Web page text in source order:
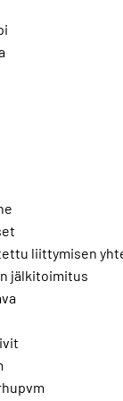
liittymisen
jälkitoimitus